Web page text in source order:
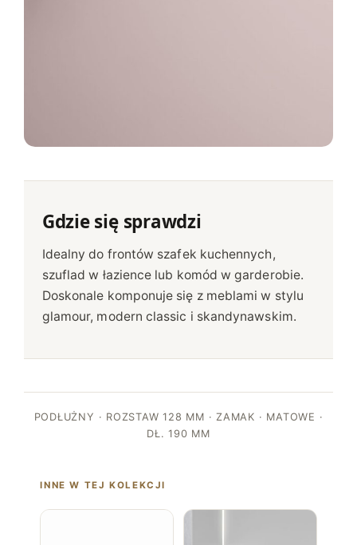
Gdzie się sprawdzi
Idealny do frontów szafek kuchennych,
szuflad w łazience lub komód w garderobie.
Doskonale komponuje się z meblami w stylu
glamour, modern classic i skandynawskim.
PODŁUŻNY · ROZSTAW 128 MM · ZAMAK · MATOWE ·
DŁ. 190 MM
INNE W TEJ KOLEKCJI